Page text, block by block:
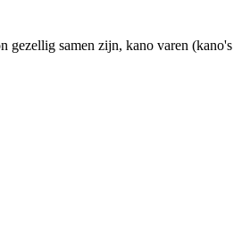
gezellig samen zijn, kano varen (kano's